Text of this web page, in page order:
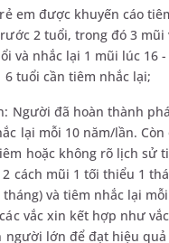
em được khuyến cáo
2 tuổi, trong đó 3 mũi
và nhắc lại 1 mũi lúc 16
tuổi cần tiêm nhắc lại;
Người đã hoàn thành
lại mỗi 10 năm/lần.
hoặc không rõ lịch sử
cách mũi 1 tối thiểu 1
và tiêm nhắc lại
vắc xin kết hợp như
người lớn để đạt hiệu